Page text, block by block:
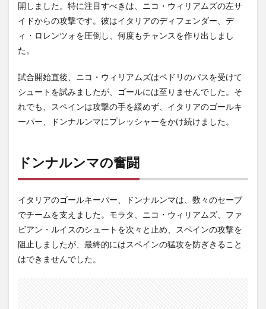
開しました。特に注目すべきは、ニコ・ウィリアムズの左サ
イドからの攻撃です。彼はイタリアのディフェンダー、デ
ィ・ロレンツォを圧倒し、何度もチャンスを作り出しまし
た。
試合開始直後、ニコ・ウィリアムズはペドリのパスを受けて
シュートを試みましたが、ゴールには至りませんでした。そ
れでも、スペインは攻撃の手を緩めず、イタリアのゴールキ
ーパー、ドンナルンマにプレッシャーをかけ続けました。
ドンナルンマの奮闘
イタリアのゴールキーパー、ドンナルンマは、数々のセーブ
でチームを支えました。モラタ、ニコ・ウィリアムズ、ファ
ビアン・ルイスのシュートを次々と止め、スペインの攻撃を
阻止しましたが、最終的にはスペインの猛攻を防ぎきること
はできませんでした。